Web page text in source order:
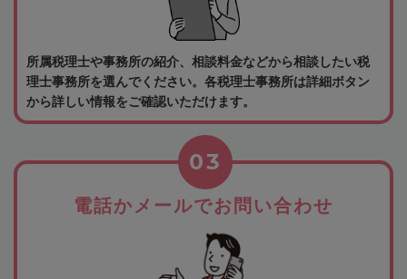
所属税理士や事務所の紹介、相談料金などから相談したい税
理士事務所を選んでください。各税理士事務所は詳細ボタン
から詳しい情報をご確認いただけます。
電話かメールでお問い合わせ
03